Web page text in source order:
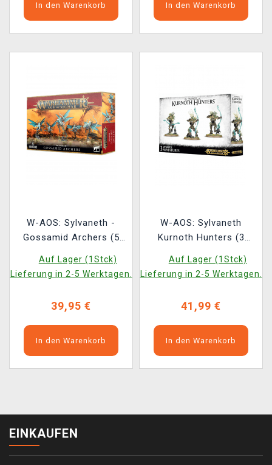
In den Warenkorb In den Warenkorb
W-AOS: Sylvaneth -
Gossamid Archers (5
Auf Lager (1Stck)
Lieferung in 2-5 Werktagen.
39,95 €
In den Warenkorb
W-AOS: Sylvaneth
Kurnoth Hunters (3
Auf Lager (1Stck)
Lieferung in 2-5 Werktagen.
41,99 €
In den Warenkorb
EINKAUFEN